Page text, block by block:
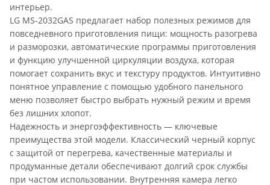
интерьер.
LG MS-2032GAS предлагает набор полезных режимов для
повседневного приготовления пищи: мощность разогрева
и разморозки, автоматические программы приготовления
и функцию улучшенной циркуляции воздуха, которая
помогает сохранить вкус и текстуру продуктов. Интуитивно
понятное управление с помощью удобного панельного
меню позволяет быстро выбрать нужный режим и время
без лишних хлопот.
Надежность и энергоэффективность — ключевые
преимущества этой модели. Классический черный корпус
с защитой от перегрева, качественные материалы и
продуманные детали обеспечивают долгий срок службы
при частом использовании. Внутренняя камера легко